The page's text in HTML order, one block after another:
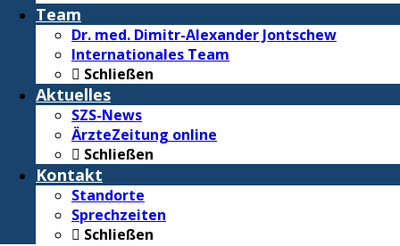
Team
Dr. med. Dimitr-Alexander Jontschew
Internationales Team
Schließen
Aktuelles
SZS-News
ÄrzteZeitung online
Schließen
Kontakt
Standorte
Sprechzeiten
Schließen